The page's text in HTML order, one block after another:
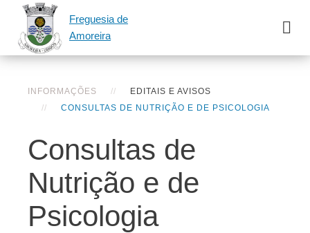
Freguesia de
Amoreira
INFORMAÇÕES
EDITAIS E AVISOS
CONSULTAS DE NUTRIÇÃO E DE PSICOLOGIA
Consultas de
Nutrição e de
Psicologia